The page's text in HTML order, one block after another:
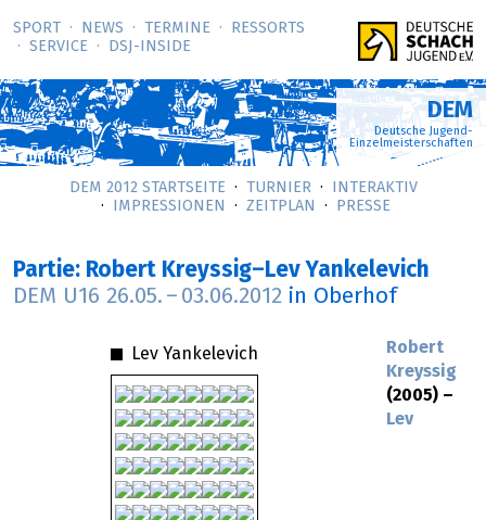
SPORT NEWS TERMINE
RESSORTS
SERVICE
DSJ-­INSIDE
DEM
Deutsche Jugend-
Einzelmeisterschaften
DEM 2012 STARTSEITE TURNIER
INTERAKTIV
IMPRESSIONEN
ZEITPLAN PRESSE
Partie: Robert Kreyssig–Lev Yankelevich
DEM U16 26.05. – 03.06.2012 in Oberhof
Lev Yankelevich
Robert
Kreyssig
(2005) –
Lev